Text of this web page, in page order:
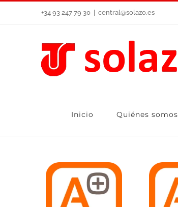
al
+34 93 247 79 30 central@solazo.es
Inicio Quiénes somos